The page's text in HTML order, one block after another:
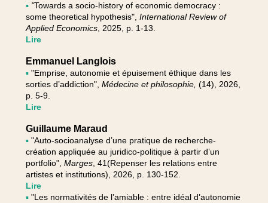
▪ "Towards a socio-history of economic democracy :
some theoretical hypothesis", International Review of
Applied Economics, 2025, p. 1-13.
Lire
Emmanuel Langlois
▪"Emprise, autonomie et épuisement éthique dans les
sorties d’addiction", Médecine et philosophie, (14), 2026,
p. 5-9.
Lire
Guillaume Maraud
▪"Auto-socioanalyse d’une pratique de recherche-
création appliquée au juridico-politique à partir d’un
portfolio", Marges, 41(Repenser les relations entre
artistes et institutions), 2026, p. 130-152.
Lire
▪"Les normativités de l’amiable : entre idéal d’autonomie